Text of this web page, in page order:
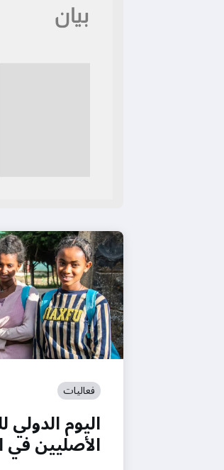
فعاليات
اليوم
الأصليين في